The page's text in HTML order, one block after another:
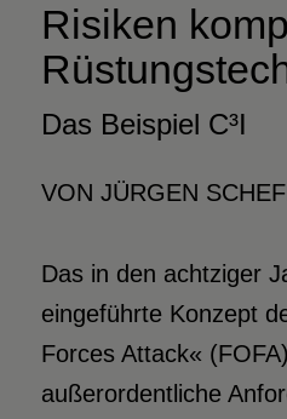
Risiken
Das Beispiel C³I
VON JÜRGEN
Das in den achtziger
eingeführte Konzept
Forces Attack«
außerordentliche